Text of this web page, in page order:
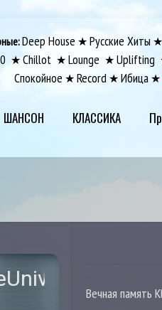
ШАНСОН КЛАССИКА
Deep House ★Русские Хиты
★Chillot ★Lounge ★Uplifting
Спокойное ★Record ★Ибица ★
Вечная память